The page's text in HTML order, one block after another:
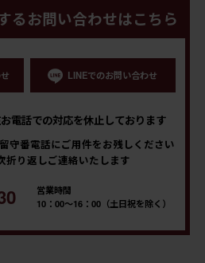
るお問い合わせはこちら
LINEでのお問い合わせ
電話での対応を休止しております
守番電話にご用件をお残しください
折り返しご連絡いたします
営業時間
10：00～16：00（土日祝を除く）